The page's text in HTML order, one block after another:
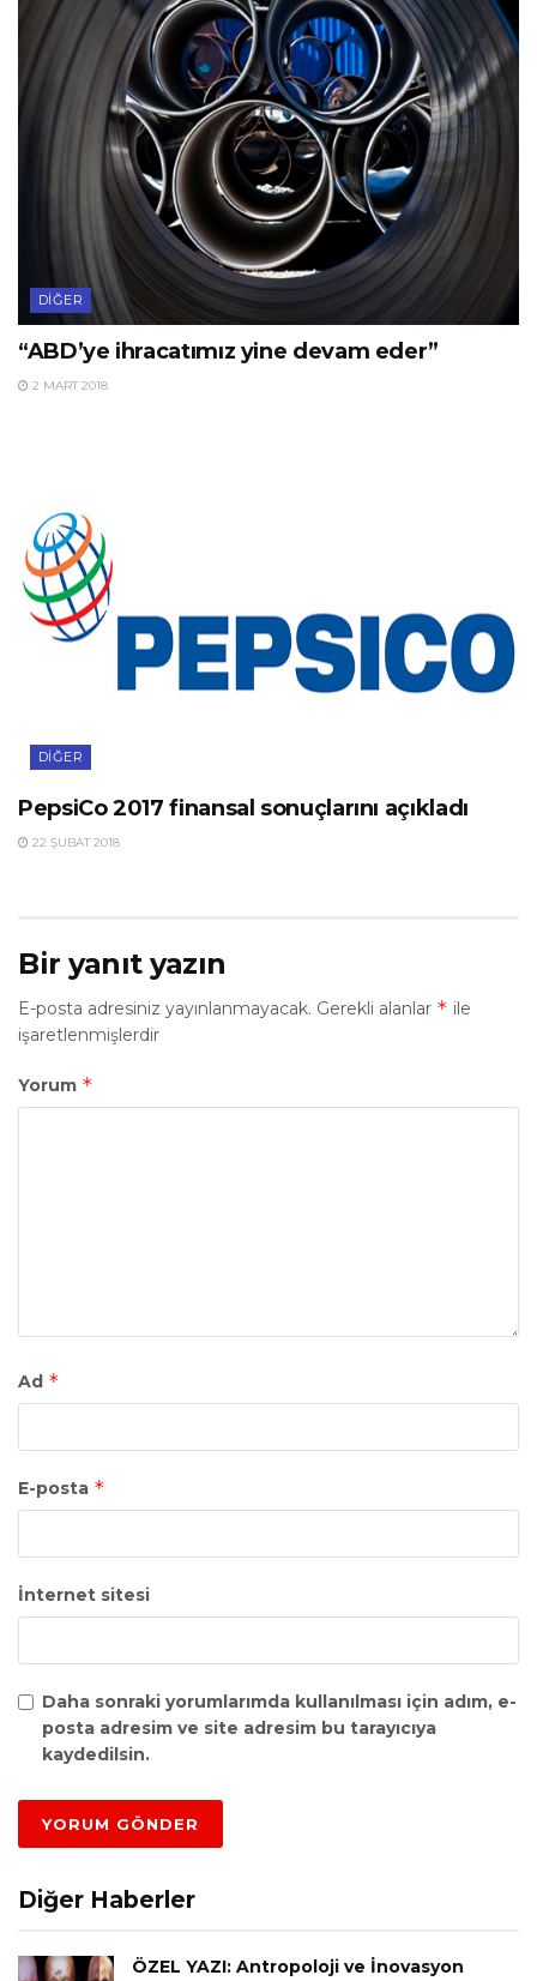
DIĞER
“ABD’ye ihracatımız yine devam eder”
2 MART 2018
DIĞER
PepsiCo 2017 finansal sonuçlarını açıkladı
22 ŞUBAT 2018
Bir yanıt yazın
E-posta adresiniz yayınlanmayacak. Gerekli alanlar * ile
işaretlenmişlerdir
Yorum *
Ad *
E-posta *
İnternet sitesi
Daha sonraki yorumlarımda kullanılması için adım, e-
posta adresim ve site adresim bu tarayıcıya
kaydedilsin.
Diğer Haberler
ÖZEL YAZI: Antropoloji ve İnovasyon